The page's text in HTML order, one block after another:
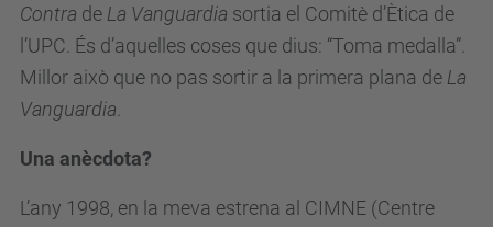
Contra de La Vanguardia sortia el Comitè d’Ètica de
l’UPC. És d’aquelles coses que dius: “Toma medalla”.
Millor això que no pas sortir a la primera plana de La
Vanguardia
Una anècdota?
L’any 1998, en la meva estrena al CIMNE (Centre